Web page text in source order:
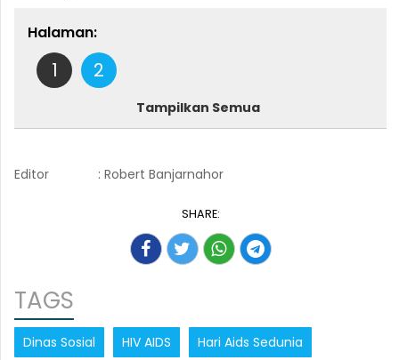
Halaman:
1 2
Tampilkan Semua
Editor : Robert Banjarnahor
SHARE:
TAGS
Dinas Sosial HIV AIDS Hari Aids Sedunia